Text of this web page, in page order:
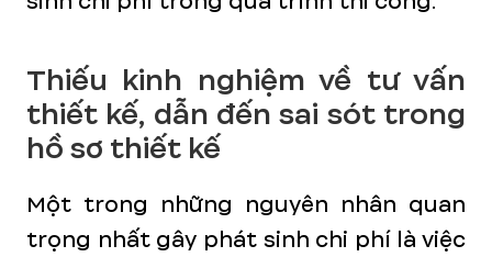
Thiếu kinh nghiệm về tư vấn
thiết kế, dẫn đến sai sót trong
hồ sơ thiết kế
Một trong những nguyên nhân quan
trọng nhất gây phát sinh chi phí là việc